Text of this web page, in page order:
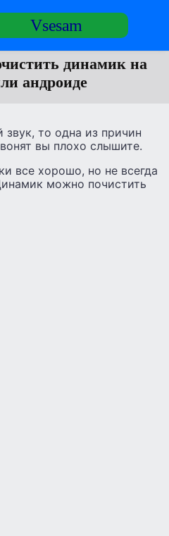
Vsesam
динамик на
андроиде
то одна из причин
вы плохо слышите.
все хорошо, но не всегда
можно почистить